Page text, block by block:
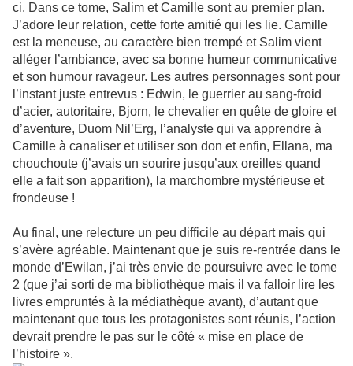
ci. Dans ce tome, Salim et Camille sont au premier plan.
J’adore leur relation, cette forte amitié qui les lie. Camille
est la meneuse, au caractère bien trempé et Salim vient
alléger l’ambiance, avec sa bonne humeur communicative
et son humour ravageur. Les autres personnages sont pour
l’instant juste entrevus : Edwin, le guerrier au sang-froid
d’acier, autoritaire, Bjorn, le chevalier en quête de gloire et
d’aventure, Duom Nil’Erg, l’analyste qui va apprendre à
Camille à canaliser et utiliser son don et enfin, Ellana, ma
chouchoute (j’avais un sourire jusqu’aux oreilles quand
elle a fait son apparition), la marchombre mystérieuse et
frondeuse !
Au final, une relecture un peu difficile au départ mais qui
s’avère agréable. Maintenant que je suis re-rentrée dans le
monde d’Ewilan, j’ai très envie de poursuivre avec le tome
2 (que j’ai sorti de ma bibliothèque mais il va falloir lire les
livres empruntés à la médiathèque avant), d’autant que
maintenant que tous les protagonistes sont réunis, l’action
devrait prendre le pas sur le côté « mise en place de
l’histoire ».